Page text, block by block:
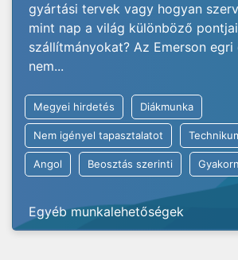
gyártási tervek vagy hogyan
mint nap a világ különböző
szállítmányokat? Az Emerson egri
nem...
Megyei hirdetés Diákmunka
Nem igényel tapasztalatot
Angol Beosztás szerinti
Egyéb munkalehetőségek